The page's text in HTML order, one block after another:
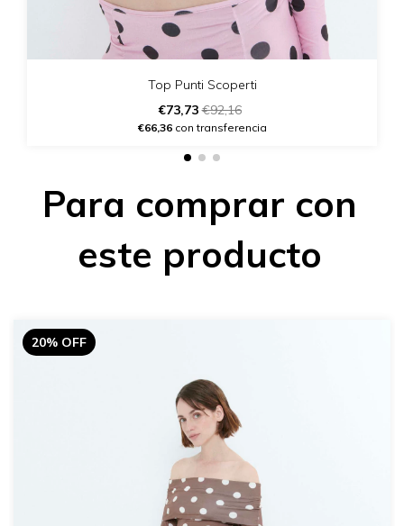
Top Punti Scoperti
€73,73€92,16
€66,36con transferencia
Para comprar con
este producto
20% OFF